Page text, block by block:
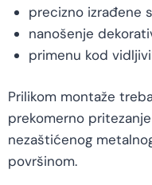
precizno izrađene
nanošenje
primenu kod
Prilikom montaže
prekomerno
nezaštićenog
površinom.